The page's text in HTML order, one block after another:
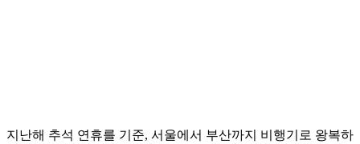
지난해 추석 연휴를 기준, 서울에서 부산까지 비행기로 왕복하